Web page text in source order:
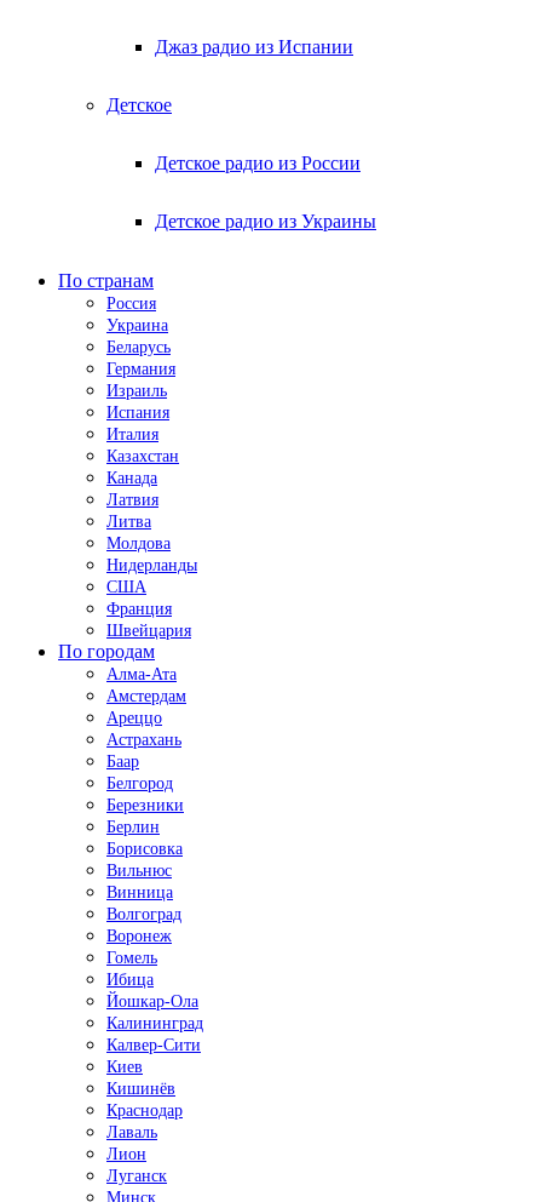
Джаз радио из Испании
Детское
Детское радио из России
Детское радио из Украины
По странам
Россия
Украина
Беларусь
Германия
Израиль
Испания
Италия
Казахстан
Канада
Латвия
Литва
Молдова
Нидерланды
США
Франция
Швейцария
По городам
Алма-Ата
Амстердам
Ареццо
Астрахань
Баар
Белгород
Березники
Берлин
Борисовка
Вильнюс
Винница
Волгоград
Воронеж
Гомель
Ибица
Йошкар-Ола
Калининград
Калвер-Сити
Киев
Кишинёв
Краснодар
Лаваль
Лион
Луганск
Минск